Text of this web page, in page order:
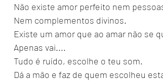
Não existe amor perfeito nem
Nem complementos divinos.
Existe um amor que ao amar não se
Apenas vai....
Tudo é ruído, escolhe o teu som.
Dá a mão e faz de quem escolheu